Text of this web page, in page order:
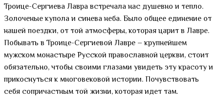
Троице-Сергиева Лавра встречала нас душевно и тепло.
Золоченые купола и синева неба. Было общее единение от
нашей поездки, от той атмосферы, которая царит в Лавре.
Побывать в Троице-Сергиевой Лавре – крупнейшем
мужском монастыре Русской православной церкви, стоит
обязательно, чтобы своими глазами увидеть эту красоту и
прикоснуться к многовековой истории. Почувствовать
себя сопричастным той жизни, которая идет там.